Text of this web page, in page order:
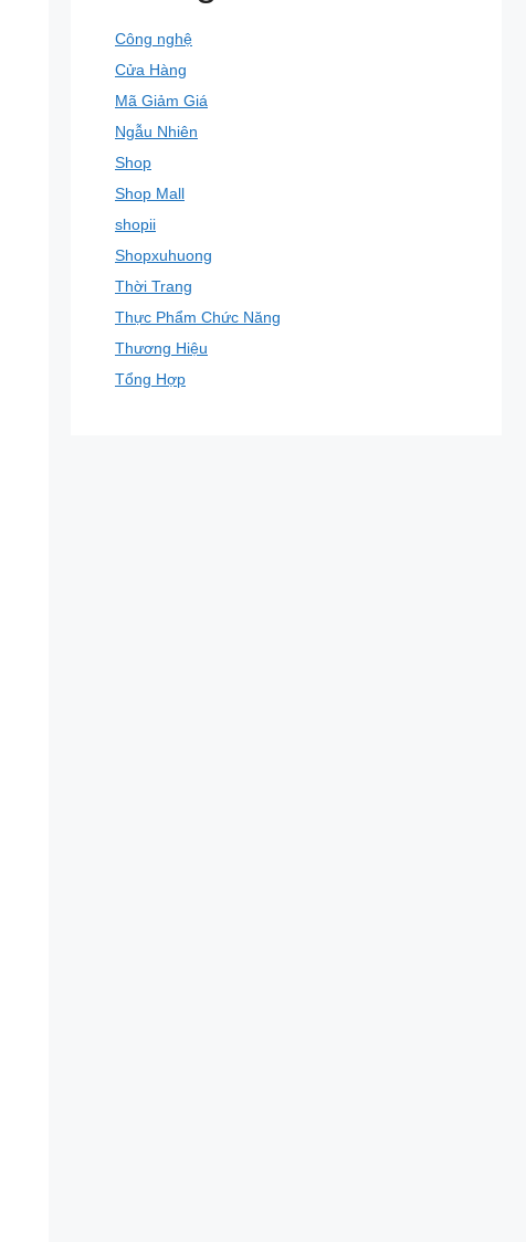
Công nghệ
Cửa Hàng
Mã Giảm Giá
Ngẫu Nhiên
Shop
Shop Mall
shopii
Shopxuhuong
Thời Trang
Thực Phẩm Chức Năng
Thương Hiệu
Tổng Hợp